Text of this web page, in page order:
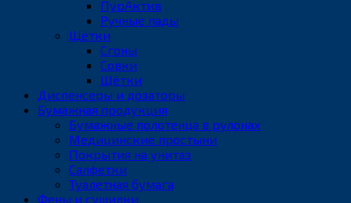
ПурАктив
Ручные пады
Щётки
Сгоны
Совки
Щётки
Диспенсеры и дозаторы
Бумажная продукция
Бумажные полотенца в рулонах
Медицинские простыни
Покрытия на унитаз
Салфетки
Туалетная бумага
Фены и сушилки